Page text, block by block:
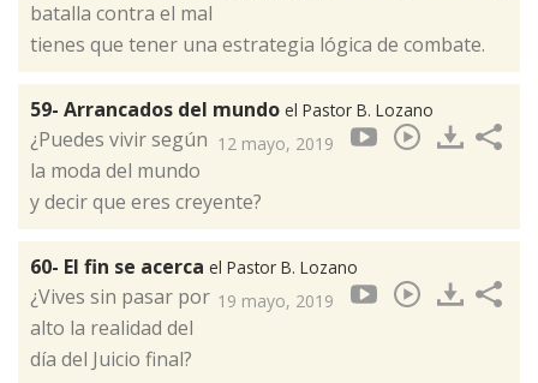
batalla contra el mal
tienes que tener una estrategia lógica de combate.
59- Arrancados del mundo el Pastor B. Lozano
12 mayo, 2019
¿Puedes vivir según
la moda del mundo
y decir que eres creyente?
60- El fin se acerca el Pastor B. Lozano
19 mayo, 2019
¿Vives sin pasar por
alto la realidad del
día del Juicio final?